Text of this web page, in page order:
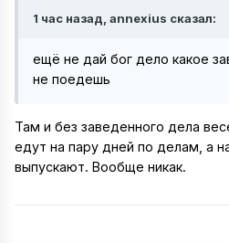
1 час назад, annexius сказал:
ещё не дай бог дело какое
не поедешь
Там и без заведенного дела
едут на пару дней по делам, а
выпускают. Вообще никак.